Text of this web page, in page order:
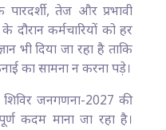
तेज और प्रभावी
दौरान कर्मचारियों को हर
भी दिया जा रहा है ताकि
का सामना न करना पड़े।
जनगणना-2027 की
कदम माना जा रहा है।